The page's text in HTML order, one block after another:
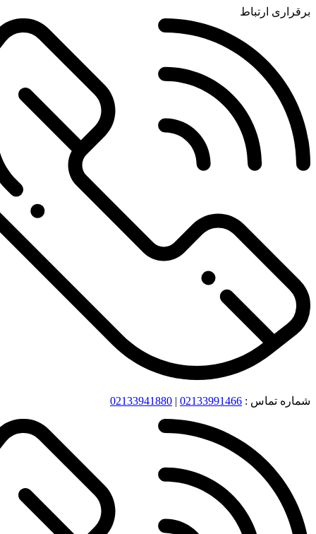
برقراری ارتباط
شماره تماس : 02133991466
|
02133941880